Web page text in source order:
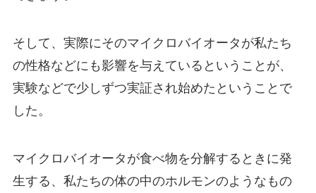
そして、実際にそのマイクロバイオータが私たち
の性格などにも影響を与えているということが、
実験などで少しずつ実証され始めたということで
した。
マイクロバイオータが食べ物を分解するときに発
生する、私たちの体の中のホルモンのようなもの